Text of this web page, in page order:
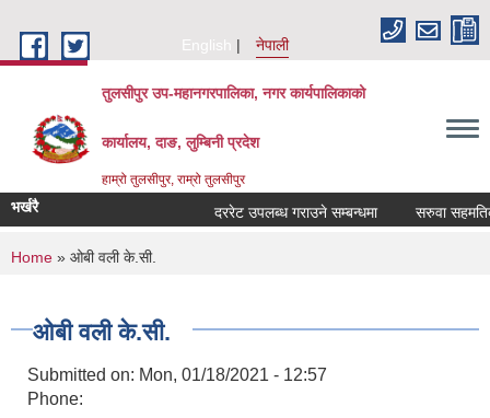
English
नेपाली
तुलसीपुर उप-महानगरपालिका, नगर कार्यपालिकाको
कार्यालय, दाङ, लुम्बिनी प्रदेश
हाम्रो तुलसीपुर, राम्रो तुलसीपुर
भर्खरै दररेट उपलब्ध गराउने सम्बन्धमा सरुवा
You are here
Home » ‌ओबी वली के.सी.
‌ओबी वली के.सी.
Submitted on: Mon, 01/18/2021 - 12:57
Phone: